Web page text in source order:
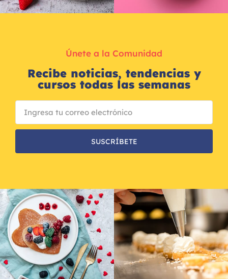
Únete a la Comunidad
Recibe noticias, tendencias y
cursos todas las semanas
SUSCRÍBETE